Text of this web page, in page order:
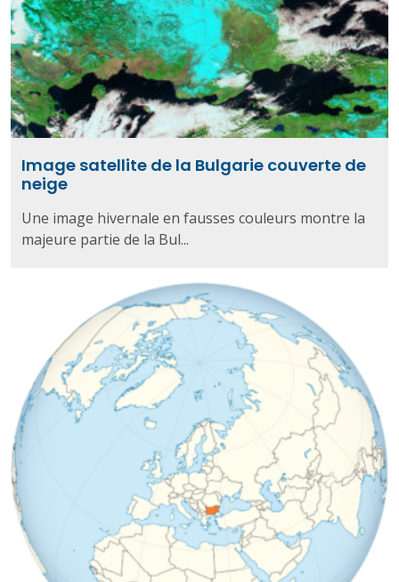
Image satellite de la Bulgarie couverte de
neige
Une image hivernale en fausses couleurs montre la
majeure partie de la Bul...